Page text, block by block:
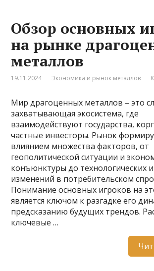
Обзор основных
на рынке
металлов
19.11.2024 Экономика и рынок металлов
Мир драгоценных металлов – это
захватывающая экосистема, где
взаимодействуют государства,
частные инвесторы. Рынок
влиянием множества факторов, от
геополитической ситуации и
конъюнктуры до технологических
изменений в потребительском
Понимание основных игроков на
является ключом к разгадке его
предсказанию будущих трендов.
ключевые …